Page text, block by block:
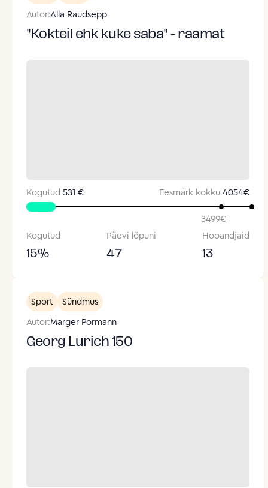
Autor:Alla Raudsepp
"Kokteil ehk kuke saba" - raamat
Kogutud 531 € Eesmärk kokku 4054€
3499€
Kogutud
15%
Päevi lõpuni
47
Hooandjaid
13
Sport
Sündmus
Autor:Marger Pormann
Georg Lurich 150